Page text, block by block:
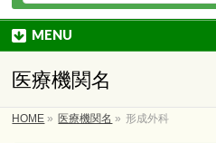
MENU
医療機関名
HOME » 医療機関名 » 形成外科